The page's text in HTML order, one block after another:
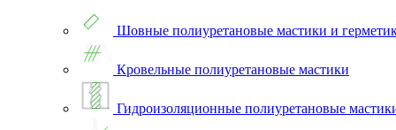
Шовные полиуретановые мастики и
Кровельные полиуретановые мастики
Гидроизоляционные полиуретановые